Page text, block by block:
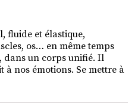
fluide et élastique,
os… en même temps
dans un corps unifié. Il
nos émotions. Se mettre à